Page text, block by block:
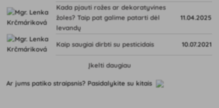
Kada pjauti rožes ar dekoratyvines
žoles? Taip pat galime patarti dėl
levandų
11.04.2025
Kaip saugiai dirbti su pesticidais 10.07.2021
Įkelti daugiau
Ar jums patiko straipsnis? Pasidalykite su kitais